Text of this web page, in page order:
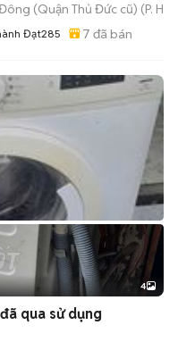
(Quận Thủ Đức cũ) (P.
Đạt285 7 đã bán
4
qua sử dụng